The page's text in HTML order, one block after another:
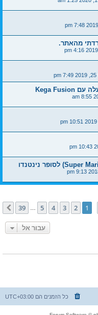
1
2
3
4
5
39 הבא
עבור אל
כל הזמנים הם UTC+03:00